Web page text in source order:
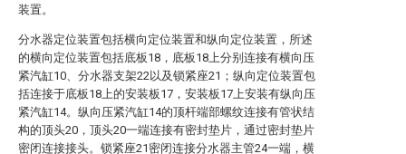
装置。
分水器定位装置包括横向定位装置和纵向定位装置，所述
的横向定位装置包括底板18，底板18上分别连接有横向压
紧汽缸10、分水器支架22以及锁紧座21；纵向定位装置包
括连接于底板18上的安装板17，安装板17上安装有纵向压
紧汽缸14。纵向压紧汽缸14的顶杆端部螺纹连接有管状结
构的顶头20，顶头20一端连接有密封垫片，通过密封垫片
密闭连接接头。锁紧座21密闭连接分水器主管24一端，横